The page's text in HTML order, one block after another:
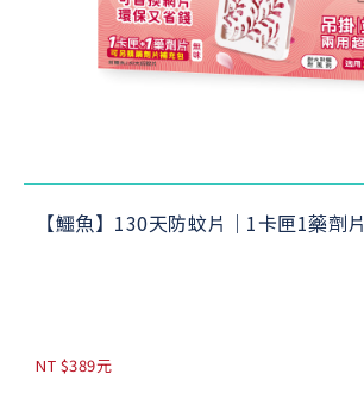
【鱷魚】130天防蚊片｜1卡匣1藥劑片
NT $389元